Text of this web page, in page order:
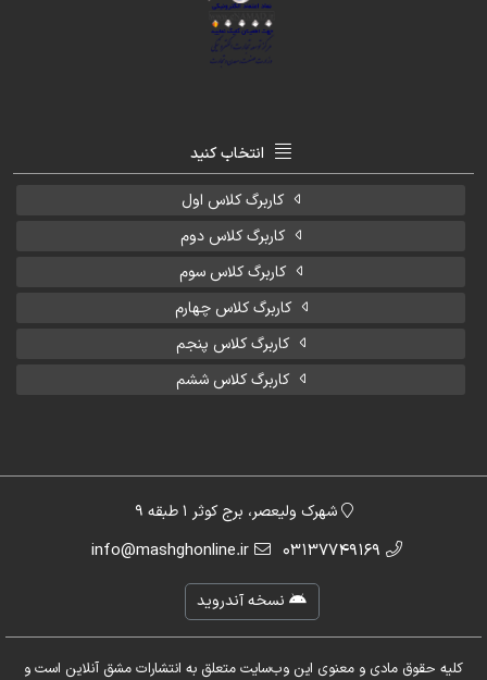
انتخاب کنید
کاربرگ کلاس اول
کاربرگ کلاس دوم
کاربرگ کلاس سوم
کاربرگ کلاس چهارم
کاربرگ کلاس پنجم
کاربرگ کلاس ششم
شهرک ولیعصر، برج کوثر 1 طبقه 9
03137749169
info@mashghonline.ir
نسخه آندروید
کلیه حقوق مادی و معنوی این وب‌سایت متعلق به انتشارات مشق آنلاین است و